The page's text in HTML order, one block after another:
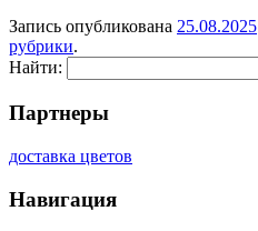
Запись опубликована 25.08.2025
рубрики.
Найти:
Партнеры
доставка цветов
Навигация